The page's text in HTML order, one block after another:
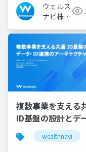
ウェルス
ナビ株式
術広報チ
ーム
複数事業を支える
ID基盤の設計とデ
タ・ID連携のアーキ
クチャ
wealthnavi